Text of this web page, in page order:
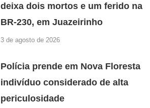
deixa dois mortos e um ferido na
BR-230, em Juazeirinho
3 de agosto de 2026
Polícia prende em Nova Floresta
indivíduo considerado de alta
periculosidade